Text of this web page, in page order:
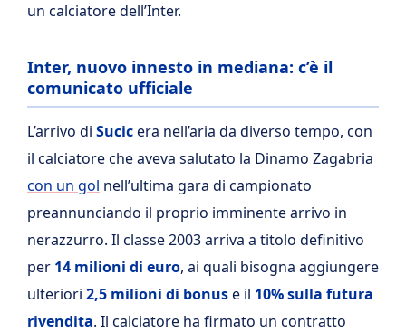
un calciatore dell’Inter.
Inter, nuovo innesto in mediana: c’è il
comunicato ufficiale
L’arrivo di Sucicera nell’aria da diverso tempo, con
il calciatore che aveva salutato la Dinamo Zagabria
con un gol nell’ultima gara di campionato
preannunciando il proprio imminente arrivo in
nerazzurro. Il classe 2003 arriva a titolo definitivo
per 14 milioni di euro, ai quali bisogna aggiungere
ulteriori 2,5 milioni di bonuse il 10% sulla futura
rivendita. Il calciatore ha firmato un contratto